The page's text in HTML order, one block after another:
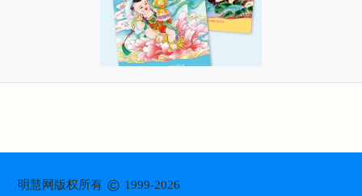
明慧网版权所有© 1999-2026